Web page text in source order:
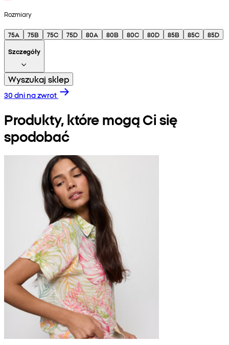
Rozmiary
75A 75B 75C 75D 80A 80B 80C 80D 85B 85C
85D
Szczegóły
Wyszukaj sklep
30 dni na zwrot
Produkty, które mogą Ci się
spodobać